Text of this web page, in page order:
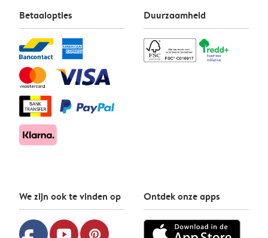
Betaalopties Duurzaamheid
We zijn ook te vinden op
youtube pinterest
Ontdek onze apps